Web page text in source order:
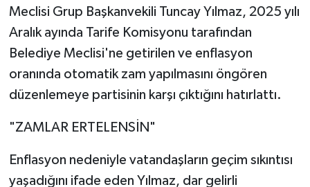
Meclisi Grup Başkanvekili Tuncay Yılmaz, 2025 yılı
Aralık ayında Tarife Komisyonu tarafından
Belediye Meclisi'ne getirilen ve enflasyon
oranında otomatik zam yapılmasını öngören
düzenlemeye partisinin karşı çıktığını hatırlattı.
"ZAMLAR ERTELENSİN"
Enflasyon nedeniyle vatandaşların geçim sıkıntısı
yaşadığını ifade eden Yılmaz, dar gelirli